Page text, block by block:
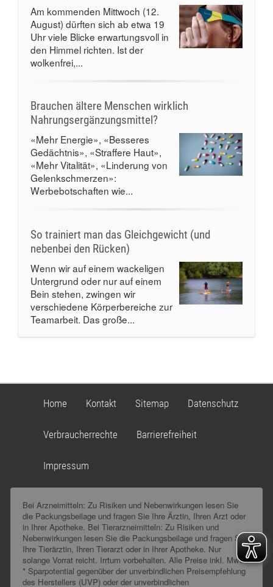
Am kommenden Mittwoch (12.
August) dürften sich ab etwa 19
Uhr viele Blicke erwartungsvoll in
den Himmel richten. Ist der
wolkenfrei,...
Brauchen ältere Menschen wirklich
Nahrungsergänzungsmittel?
«Mehr Energie», «Besseres
Gedächtnis», «Straffere Haut»,
«Mehr Vitalität», «Linderung von
Gelenkschmerzen»:
Werbebotschaften wie...
So trainiert man das Gleichgewicht (und
nebenbei den Rücken)
Wenn wir auf einem wackeligen
Untergrund oder nur auf einem
Bein stehen, zwingen wir
verschiedene Körperbereiche zur
Teamarbeit. Das große...
Home Kontakt Sitemap Datenschutz
Verbraucherrechte Barrierefreiheit
Impressum
Bei Arzneimitteln: Zu Risiken und Nebenwirkungen lesen Sie
die Packungsbeilage und fragen Sie Ihre Ärztin, Ihren Arzt oder
in Ihrer Apotheke. Bei Tierarzneimitteln: Zu Risiken und
Nebenwirkungen lesen Sie die Packungsbeilage und fragen Sie
Ihre Tierärztin, Ihren Tierarzt oder in Ihrer Apotheke. Nur
solange Vorrat reicht. Irrtum vorbehalten. Alle Preise inkl. MwSt.
* Sparpotential gegenüber der unverbindlichen Preisempfehlung
des Herstellers (UVP) oder der unverbindlichen